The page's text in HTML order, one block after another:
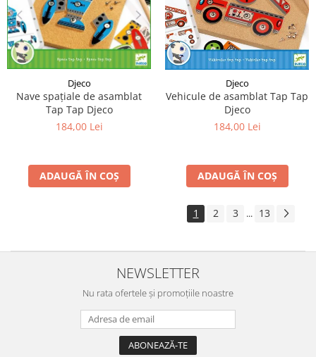
Djeco
Nave spațiale de asamblat
Tap Tap Djeco
184,00 Lei
ADAUGĂ ÎN COȘ
Djeco
Vehicule de asamblat Tap Tap
Djeco
184,00 Lei
ADAUGĂ ÎN COȘ
1 2 3 ... 13
NEWSLETTER
Nu rata ofertele și promoțiile noastre